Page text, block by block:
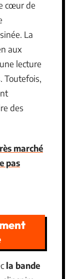
cœur de
La
aux
lecture
Toutefois,
des
marché
pas
la bande